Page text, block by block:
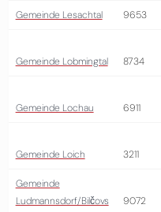
Gemeinde Lesachtal 9653
Gemeinde Lobmingtal 8734
Gemeinde Lochau 6911
Gemeinde Loich 3211
Gemeinde
Ludmannsdorf/Bilčovs
9072